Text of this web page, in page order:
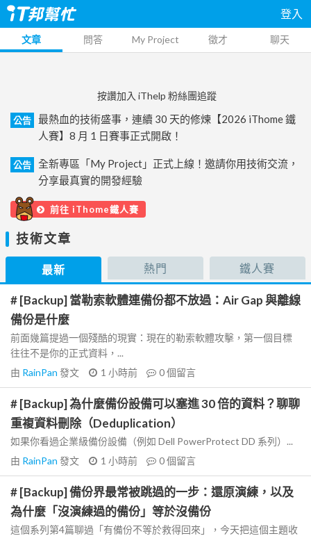
登入
文章 問答 My Project 徵才 聊天
按讚加入 iThelp 粉絲團追蹤
公告
最熱血的技術盛事，連續 30 天的修煉【2026 iThome 鐵
人賽】8 月 1 日賽事正式開啟！
公告
全新專區「My Project」正式上線！邀請你用技術交流，
分享最真實的開發經驗
前往 iThome鐵人賽
技術文章
最新 熱門 鐵人賽
# [Backup] 當勒索軟體連備份都不放過：Air Gap 與離線
備份是什麼
前面幾篇提過一個殘酷的現實：現在的勒索軟體攻擊，第一個目標
往往不是你的正式資料，...
由 RainPan 發文 1 小時前 0個留言
# [Backup] 為什麼備份設備可以塞進 30 倍的資料？聊聊
重複資料刪除（Deduplication）
如果你看過企業級備份設備（例如 Dell PowerProtect DD 系列）...
由 RainPan 發文 1 小時前 0個留言
# [Backup] 備份界最常被跳過的一步：還原演練，以及
為什麼「沒演練過的備份」等於沒備份
這個系列第4篇聊過「有備份不等於救得回來」，今天把這個主題收